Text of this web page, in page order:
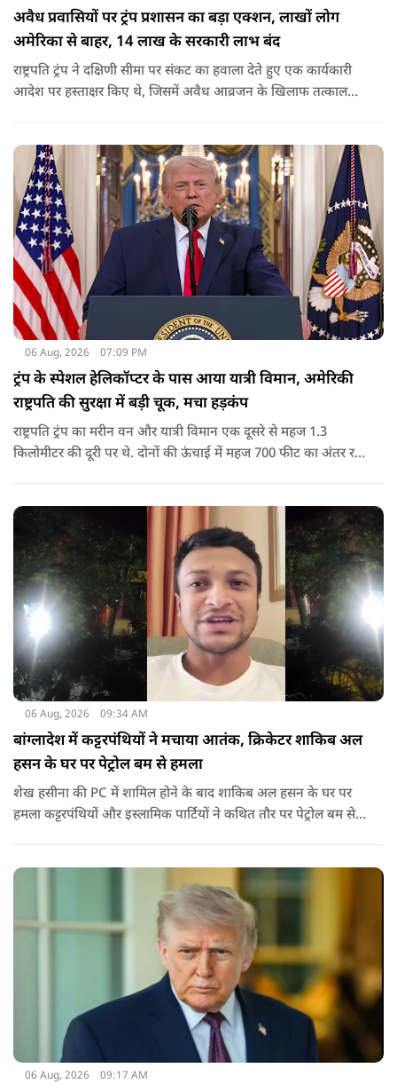
अवैध प्रवासियों पर ट्रंप प्रशासन का बड़ा एक्शन, लाखों लोग
अमेरिका से बाहर, 14 लाख के सरकारी लाभ बंद
राष्ट्रपति ट्रंप ने दक्षिणी सीमा पर संकट का हवाला देते हुए एक कार्यकारी
आदेश पर हस्ताक्षर किए थे, जिसमें अवैध आव्रजन के खिलाफ तत्काल
06 Aug, 2026 07:09 PM
ट्रंप के स्पेशल हेलिकॉप्टर के पास आया यात्री विमान, अमेरिकी
राष्ट्रपति की सुरक्षा में बड़ी चूक, मचा हड़कंप
राष्ट्रपति ट्रंप का मरीन वन और यात्री विमान एक दूसरे से महज 1.3
किलोमीटर की दूरी पर थे. दोनों की ऊंचाई में महज 700 फीट का अंतर रह
06 Aug, 2026 09:34 AM
बांग्लादेश में कट्टरपंथियों ने मचाया आतंक, क्रिकेटर शाकिब अल
हसन के घर पर पेट्रोल बम से हमला
शेख हसीना की PC में शामिल होने के बाद शाकिब अल हसन के घर पर
हमला कट्टरपंथियों और इस्लामिक पार्टियों ने कथित तौर पर पेट्रोल बम से
जरिए संबोधन दिया था.
06 Aug, 2026 09:17 AM